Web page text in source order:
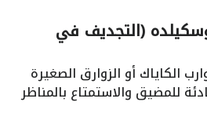
(التجديف في
الكاياك أو الزوارق الصغيرة
للمضيق والاستمتاع بالمناظر